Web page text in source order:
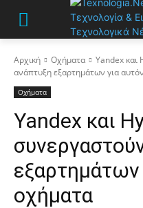
Αρχική Οχήματα
Yandex και
ανάπτυξη εξαρτημάτων για
Οχήματα
Yandex και
εξαρτημάτων
οχήματα